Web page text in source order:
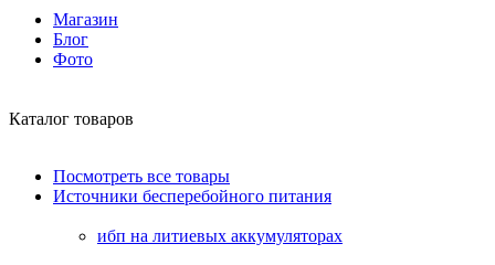
Магазин
Блог
Фото
Каталог товаров
Посмотреть все товары
Источники бесперебойного питания
ибп на литиевых аккумуляторах